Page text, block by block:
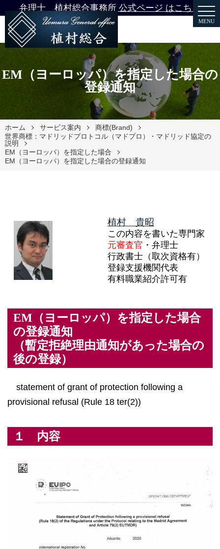
弁理士 植村総合事務所 公式ページ はこちら
MENU
EM（ヨーロッパ）を指定した場合の
登録通知
ホーム サービス案内
商標(Brand)
世界商標：マドリッドプロトコル（マドプロ）・マドリッド協定の
説明
EM（ヨーロッパ）を指定した場合
EM（ヨーロッパ）を指定した場合の登録通知
植村 貴昭
この内容を書いた専門家
元審査官 ・弁理士
行政書士（取次資格有）
登録支援機関代表
有料職業紹介許可有
EM（ヨーロッパ）を指定した場合
の登録通知
（暫定拒絶理由通知があった場合の
後の登録）
statement of grant of protection following a
provisional refusal (Rule 18 ter(2))
１ 内容